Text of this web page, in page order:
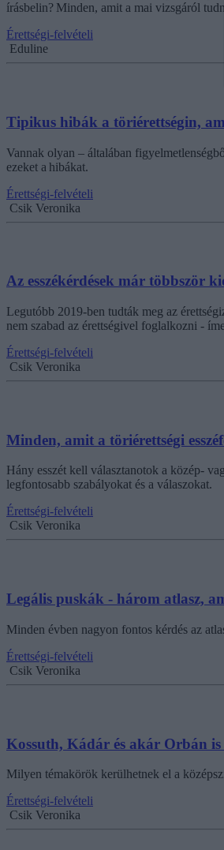
írásbelin? Minden, amit a mai vizsgáról
Érettségi-felvételi
Eduline
Tipikus hibák a töriérettségin,
Vannak olyan – általában
ezeket a hibákat.
Érettségi-felvételi
Csik Veronika
Az esszékérdések már többször
Legutóbb 2019-ben tudták meg az
nem szabad az érettségivel foglalkozni -
Érettségi-felvételi
Csik Veronika
Minden, amit a töriérettségi
Hány esszét kell választanotok a közép-
legfontosabb szabályokat és a válaszokat.
Érettségi-felvételi
Csik Veronika
Legális puskák - három atlasz,
Minden évben nagyon fontos kérdés az
Érettségi-felvételi
Csik Veronika
Kossuth, Kádár és akár Orbán
Milyen témakörök kerülhetnek el a
Érettségi-felvételi
Csik Veronika